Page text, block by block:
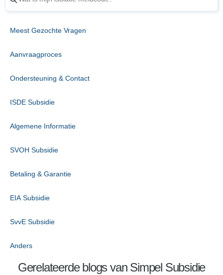
Meest Gezochte Vragen
Aanvraagproces
Ondersteuning & Contact
ISDE Subsidie
Algemene Informatie
SVOH Subsidie
Betaling & Garantie
EIA Subsidie
SvvE Subsidie
Anders
Gerelateerde blogs van Simpel Subsidie